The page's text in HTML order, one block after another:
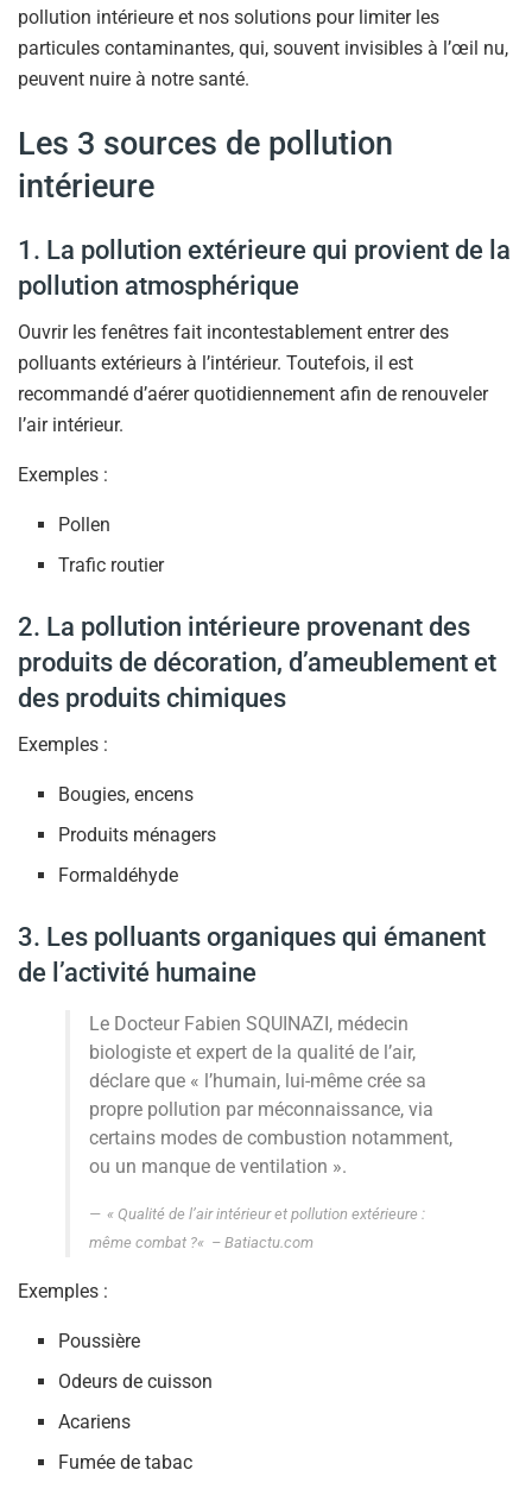
pollution intérieure et nos solutions pour limiter les
particules contaminantes, qui, souvent invisibles à l’œil nu,
peuvent nuire à notre santé.
Les 3 sources de pollution
intérieure
1. La pollution extérieure qui provient de la
pollution atmosphérique
Ouvrir les fenêtres fait incontestablement entrer des
polluants extérieurs à l’intérieur. Toutefois, il est
recommandé d’aérer quotidiennement afin de renouveler
l’air intérieur.
Exemples :
Pollen
Trafic routier
2. La pollution intérieure provenant des
produits de décoration, d’ameublement et
des produits chimiques
Exemples :
Bougies, encens
Produits ménagers
Formaldéhyde
3. Les polluants organiques qui émanent
de l’activité humaine
Le Docteur Fabien SQUINAZI, médecin
biologiste et expert de la qualité de l’air,
déclare que « l’humain, lui-même crée sa
propre pollution par méconnaissance, via
certains modes de combustion notamment,
ou un manque de ventilation ».
« Qualité de l’air intérieur et pollution extérieure :
même combat ?« – Batiactu.com
Exemples :
Poussière
Odeurs de cuisson
Acariens
Fumée de tabac